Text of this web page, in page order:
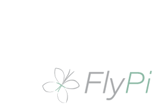
7
POLLING RATE